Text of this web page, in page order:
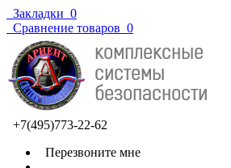
Закладки 0
Сравнение товаров 0
+7(495)773-22-62
Перезвоните мне